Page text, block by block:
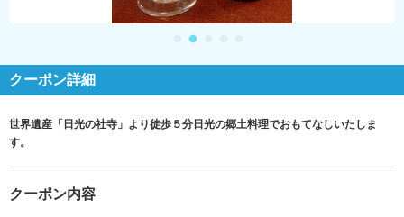
クーポン詳細
世界遺産「日光の社寺」より徒歩５分日光の郷土料理でおもてなしいたしま
す。
クーポン内容